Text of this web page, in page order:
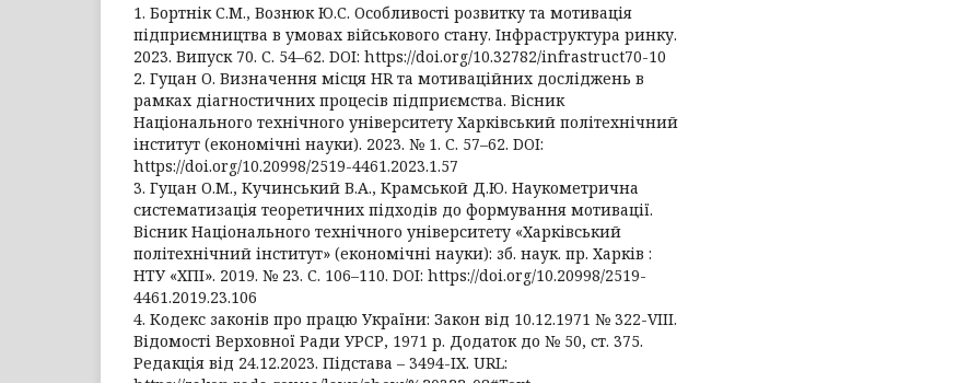
1. Бортнік С.М., Вознюк Ю.С. Особливості розвитку та мотивація
підприємництва в умовах військового стану. Інфраструктура ринку.
2023. Випуск 70. С. 54–62. DOI: https://doi.org/10.32782/infrastruct70-10
2. Гуцан О. Визначення місця HR та мотиваційних досліджень в
рамках діагностичних процесів підприємства. Вісник
Національного технічного університету Харківський політехнічний
інститут (економічні науки). 2023. № 1. С. 57–62. DOI:
https://doi.org/10.20998/2519-4461.2023.1.57
3. Гуцан О.М., Кучинський В.А., Крамськой Д.Ю. Наукометрична
систематизація теоретичних підходів до формування мотивації.
Вісник Національного технічного університету «Харківський
політехнічний інститут» (економічні науки): зб. наук. пр. Харків :
НТУ «ХПІ». 2019. № 23. С. 106–110. DOI: https://doi.org/10.20998/2519-
4461.2019.23.106
4. Кодекс законів про працю України: Закон від 10.12.1971 № 322-VIII.
Відомості Верховної Ради УРСР, 1971 р. Додаток до № 50, ст. 375.
Редакція від 24.12.2023. Підстава – 3494-IX. URL: